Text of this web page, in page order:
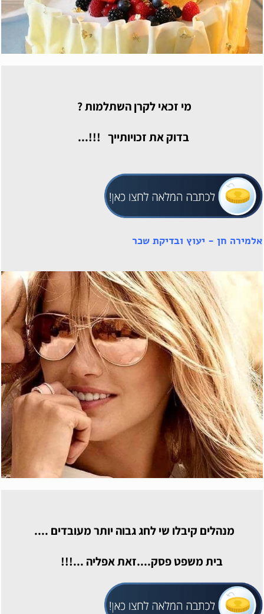
מי זכאי לקרן השתלמות ?
בדוק את זכויותייך !!!...
אלמירה חן - יעוץ ובדיקת שכר
מנהלים קיבלו שי לחג גבוה יותר מעובדים ....
בית משפט פסק....זאת אפליה ...!!!